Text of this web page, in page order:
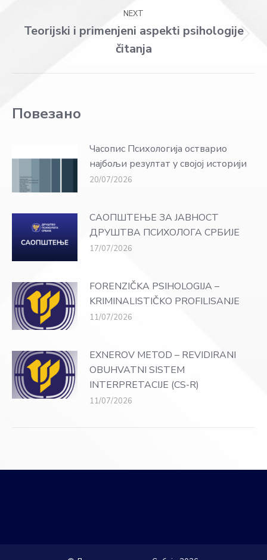
NEXT
Next
post:
Teorijski i primenjeni aspekti psihologije
čitanja
Повезано
Часопис Психологија остварио
најбољи резултат у својој историји
20/07/2026
САОПШТЕЊЕ ЗА ЈАВНОСТ
ДРУШТВА ПСИХОЛОГА СРБИЈЕ
17/07/2026
FORENZIČKA PSIHOLOGIJA –
KRIMINALISTIČKO PROFILISANJE
11/07/2026
EXNEROV METOD – REVIDIRANI
OBUHVATNI SISTEM
INTERPRETACIJE (CS-R)
11/07/2026